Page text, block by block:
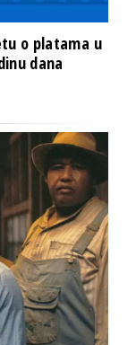
o platama u
dana